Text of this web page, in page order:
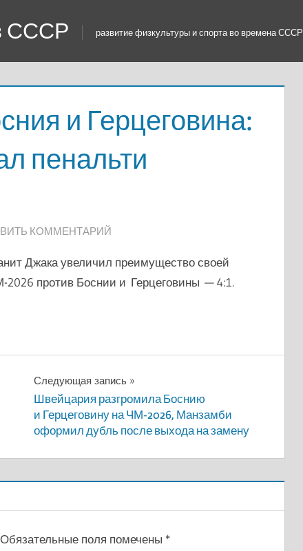
СССР развитие физкультуры и спорта во времена СССР
и Герцеговина:
пенальти
КОММЕНТАРИЙ
Джака увеличил преимущество своей
2026 против Боснии и Герцеговины — 4:1.
Следующая запись
Швейцария разгромила Боснию
и Герцеговину на ЧМ-2026, Манзамби
оформил дубль после выхода на замену
Обязательные поля помечены *